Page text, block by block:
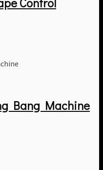
Bang Machine